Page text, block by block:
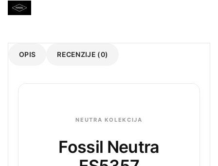
OPIS RECENZIJE (0)
NEUTRA KOLEKCIJA
Fossil Neutra